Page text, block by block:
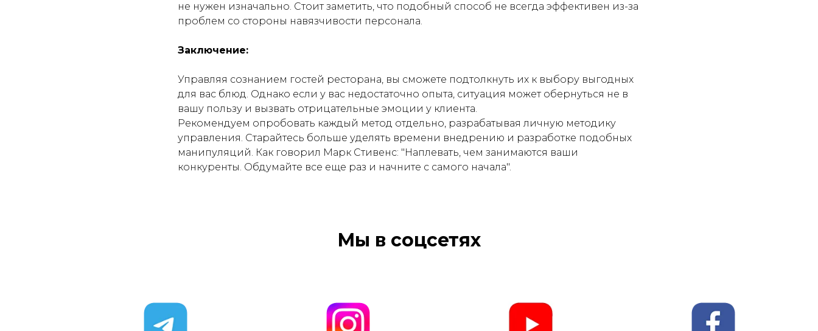
не нужен изначально. Стоит заметить, что подобный способ не всегда эффективен из-за
проблем со стороны навязчивости персонала.
Заключение:
Управляя сознанием гостей ресторана, вы сможете подтолкнуть их к выбору выгодных
для вас блюд. Однако если у вас недостаточно опыта, ситуация может обернуться не в
вашу пользу и вызвать отрицательные эмоции у клиента.
Рекомендуем опробовать каждый метод отдельно, разрабатывая личную методику
управления. Старайтесь больше уделять времени внедрению и разработке подобных
манипуляций. Как говорил Марк Стивенс: "Наплевать, чем занимаются ваши
конкуренты. Обдумайте все еще раз и начните с самого начала".
Мы в соцсетях